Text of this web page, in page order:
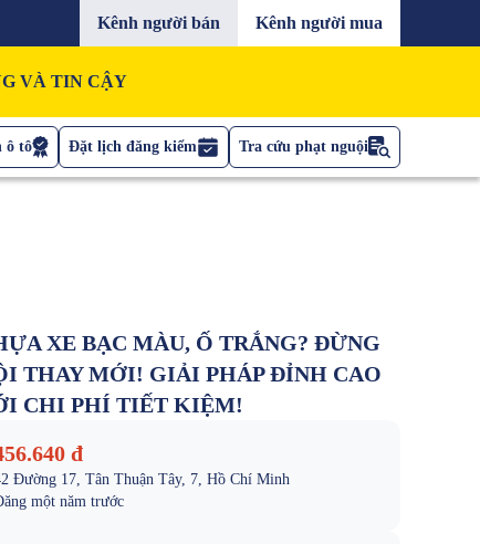
Kênh người bán Kênh người mua
VÀ TIN CẬY
ô tô Đặt lịch đăng kiểm Tra cứu phạt nguội
XE BẠC MÀU, Ố TRẮNG? ĐỪNG
THAY MỚI! GIẢI PHÁP ĐỈNH CAO
CHI PHÍ TIẾT KIỆM!
đ
Đường 17, Tân Thuận Tây, 7, Hồ Chí Minh
một năm trước